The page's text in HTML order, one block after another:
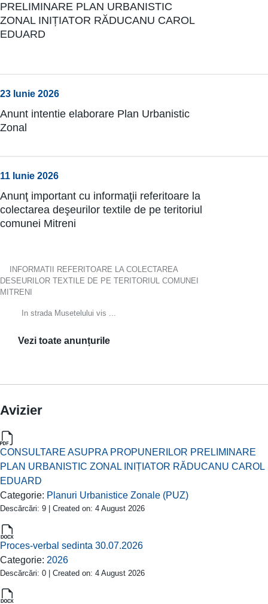
PRELIMINARE PLAN URBANISTIC
ZONAL INIȚIATOR RĂDUCANU CAROL
EDUARD
Anunt intentie elaborare Plan Urbanistic
Zonal
23 Iunie 2026
Anunţ important cu informaţii referitoare la
colectarea deşeurilor textile de pe teritoriul
comunei Mitreni
11 Iunie 2026
INFORMATII REFERITOARE LA COLECTAREA
DESEURILOR TEXTILE DE PE TERITORIUL COMUNEI
MITRENI
In strada Musetelului vis ...
Vezi toate anunțurile
Avizier
CONSULTARE ASUPRA PROPUNERILOR PRELIMINARE
PLAN URBANISTIC ZONAL INIȚIATOR RĂDUCANU CAROL
EDUARD
Categorie: Planuri Urbanistice Zonale (PUZ)
Descărcări: 9 | Created on: 4 August 2026
Proces-verbal sedinta 30.07.2026
Categorie: 2026
Descărcări: 0 | Created on: 4 August 2026